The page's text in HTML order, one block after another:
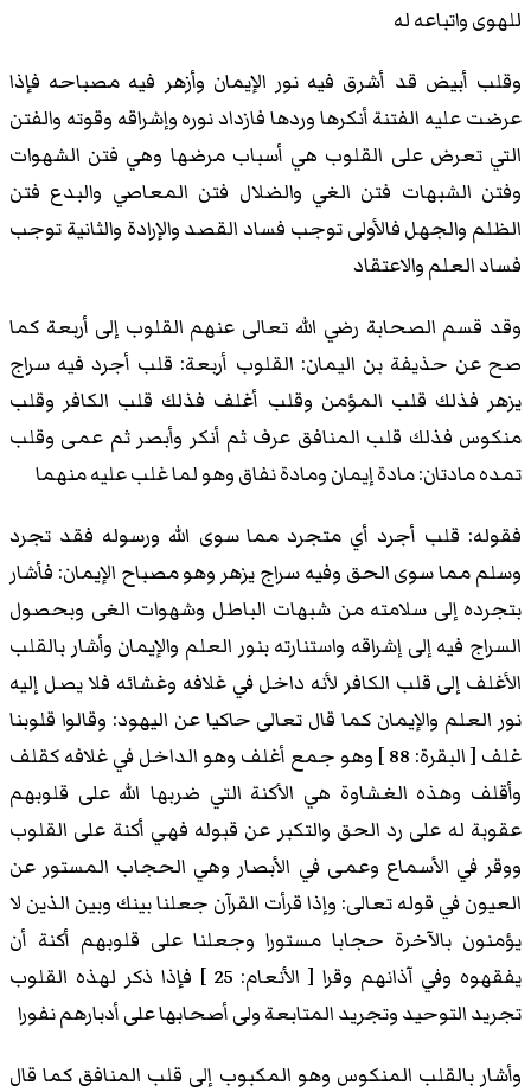
للهوى واتباعه له
وقلب أبيض قد أشرق فيه نور الإيمان وأزهر فيه مصباحه فإذا
عرضت عليه الفتنة أنكرها وردها فازداد نوره وإشراقه وقوته والفتن
التي تعرض على القلوب هي أسباب مرضها وهي فتن الشهوات
وفتن الشبهات فتن الغي والضلال فتن المعاصي والبدع فتن
الظلم والجهل فالأولى توجب فساد القصد والإرادة والثانية توجب
فساد العلم والاعتقاد
وقد قسم الصحابة رضي الله تعالى عنهم القلوب إلى أربعة كما
صح عن حذيفة بن اليمان: القلوب أربعة: قلب أجرد فيه سراج
يزهر فذلك قلب المؤمن وقلب أغلف فذلك قلب الكافر وقلب
منكوس فذلك قلب المنافق عرف ثم أنكر وأبصر ثم عمى وقلب
تمده مادتان: مادة إيمان ومادة نفاق وهو لما غلب عليه منهما
فقوله: قلب أجرد أي متجرد مما سوى الله ورسوله فقد تجرد
وسلم مما سوى الحق وفيه سراج يزهر وهو مصباح الإيمان: فأشار
بتجرده إلى سلامته من شبهات الباطل وشهوات الغى وبحصول
السراج فيه إلى إشراقه واستنارته بنور العلم والإيمان وأشار بالقلب
الأغلف إلى قلب الكافر لأنه داخل في غلافه وغشائه فلا يصل إليه
نور العلم والإيمان كما قال تعالى حاكيا عن اليهود: وقالوا قلوبنا
غلف [ البقرة: 88 ] وهو جمع أغلف وهو الداخل في غلافه كقلف
وأقلف وهذه الغشاوة هي الأكنة التي ضربها الله على قلوبهم
عقوبة له على رد الحق والتكبر عن قبوله فهي أكنة على القلوب
ووقر في الأسماع وعمى في الأبصار وهي الحجاب المستور عن
العيون في قوله تعالى: وإذا قرأت القرآن جعلنا بينك وبين الذين لا
يؤمنون بالآخرة حجابا مستورا وجعلنا على قلوبهم أكنة أن
يفقهوه وفي آذانهم وقرا [ الأنعام: 25 ] فإذا ذكر لهذه القلوب
تجريد التوحيد وتجريد المتابعة ولى أصحابها على أدبارهم نفورا
وأشار بالقلب المنكوس وهو المكبوب إلى قلب المنافق كما قال